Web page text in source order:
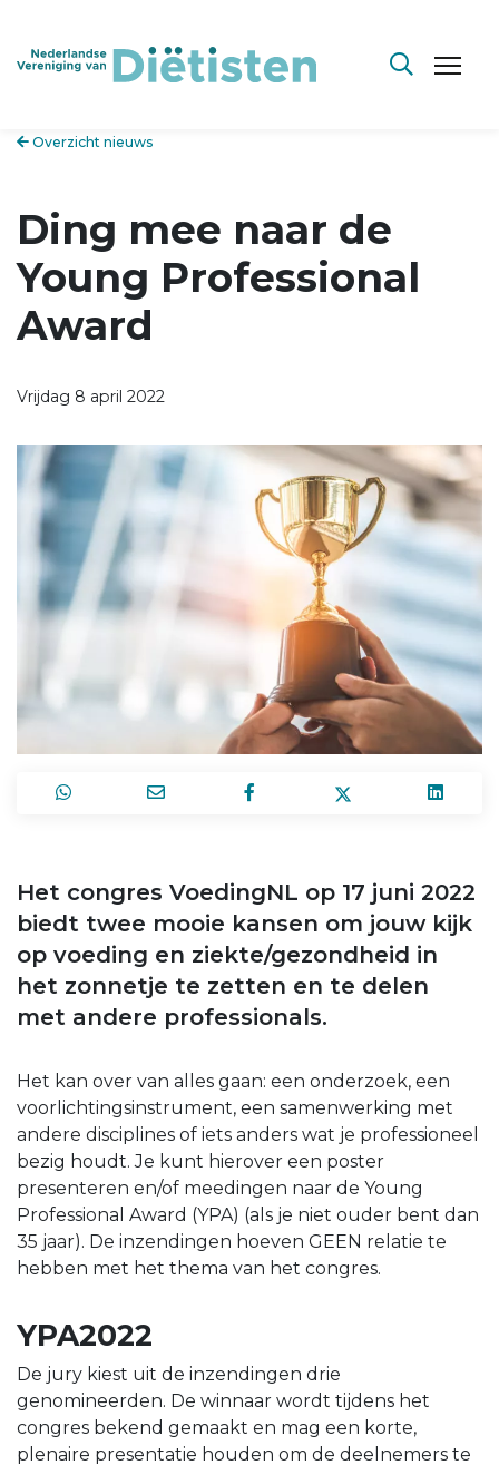
Overzicht nieuws
Ding mee naar de
Young Professional
Award
Vrijdag 8 april 2022
Het congres VoedingNL op 17 juni 2022
biedt twee mooie kansen om jouw kijk
op voeding en ziekte/gezondheid in
het zonnetje te zetten en te delen
met andere professionals.
Het kan over van alles gaan: een onderzoek, een
voorlichtingsinstrument, een samenwerking met
andere disciplines of iets anders wat je professioneel
bezig houdt. Je kunt hierover een poster
presenteren en/of meedingen naar de Young
Professional Award (YPA) (als je niet ouder bent dan
35 jaar). De inzendingen hoeven GEEN relatie te
hebben met het thema van het congres.
YPA2022
De jury kiest uit de inzendingen drie
genomineerden. De winnaar wordt tijdens het
congres bekend gemaakt en mag een korte,
plenaire presentatie houden om de deelnemers te